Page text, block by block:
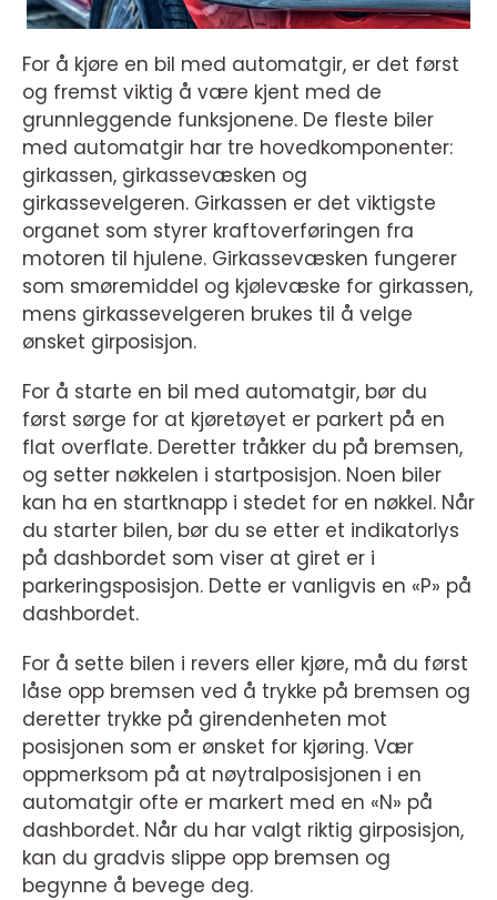
For å kjøre en bil med automatgir, er det først
og fremst viktig å være kjent med de
grunnleggende funksjonene. De fleste biler
med automatgir har tre hovedkomponenter:
girkassen, girkassevæsken og
girkassevelgeren. Girkassen er det viktigste
organet som styrer kraftoverføringen fra
motoren til hjulene. Girkassevæsken fungerer
som smøremiddel og kjølevæske for girkassen,
mens girkassevelgeren brukes til å velge
ønsket girposisjon.
For å starte en bil med automatgir, bør du
først sørge for at kjøretøyet er parkert på en
flat overflate. Deretter tråkker du på bremsen,
og setter nøkkelen i startposisjon. Noen biler
kan ha en startknapp i stedet for en nøkkel. Når
du starter bilen, bør du se etter et indikatorlys
på dashbordet som viser at giret er i
parkeringsposisjon. Dette er vanligvis en «P» på
dashbordet.
For å sette bilen i revers eller kjøre, må du først
låse opp bremsen ved å trykke på bremsen og
deretter trykke på girendenheten mot
posisjonen som er ønsket for kjøring. Vær
oppmerksom på at nøytralposisjonen i en
automatgir ofte er markert med en «N» på
dashbordet. Når du har valgt riktig girposisjon,
kan du gradvis slippe opp bremsen og
begynne å bevege deg.